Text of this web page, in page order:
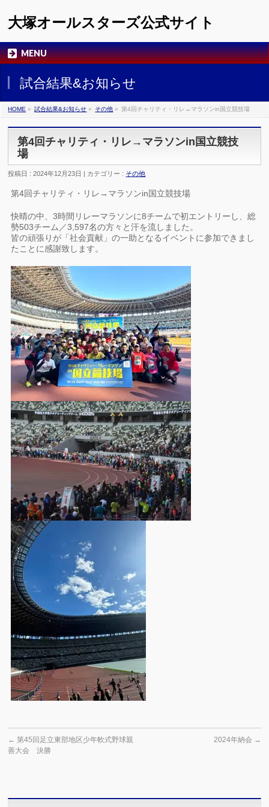
大塚オールスターズ公式サイト
MENU
試合結果&お知らせ
HOME » 試合結果&お知らせ » その他 » 第4回チャリティ・リレ→マラソンin国立競技場
第4回チャリティ・リレ→マラソンin国立競技
場
投稿日 : 2024年12月23日 | カテゴリー : その他
第4回チャリティ・リレ→マラソンin国立競技場
快晴の中、3時間リレーマラソンに8チームで初エントリーし、総
勢503チーム／3,597名の方々と汗を流しました。
皆の頑張りが「社会貢献」の一助となるイベントに参加できまし
たことに感謝致します。
← 第45回足立東部地区少年軟式野球親
善大会 決勝
2024年納会 →